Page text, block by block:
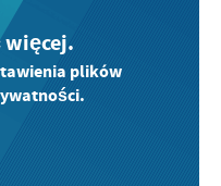
więcej.
plików